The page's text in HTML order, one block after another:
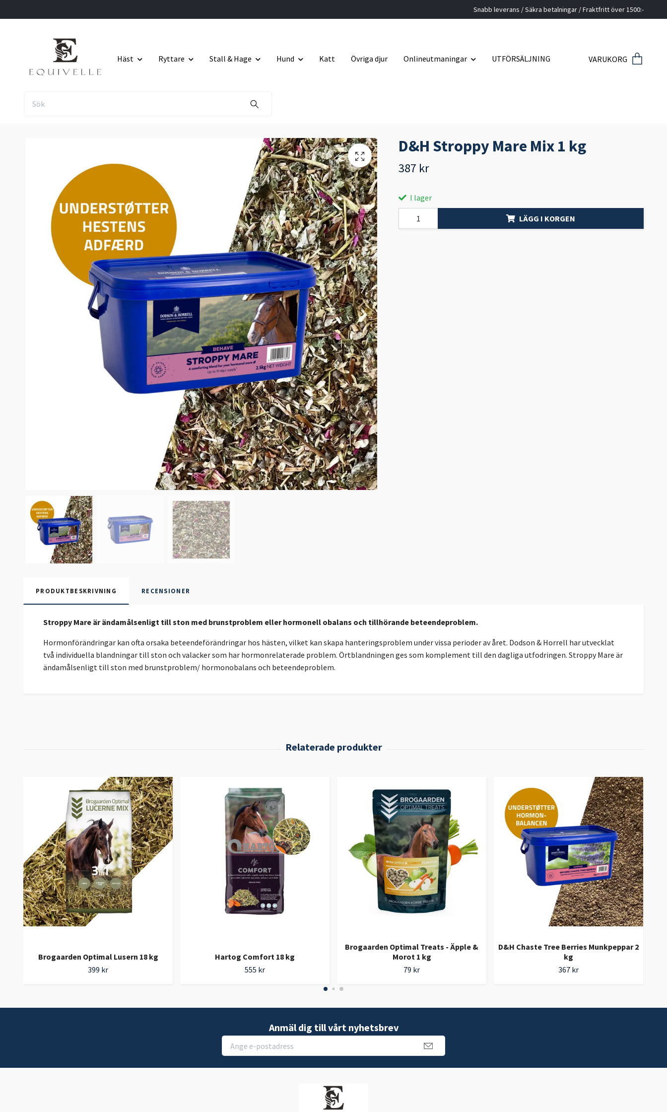
Snabb leverans / Säkra betalningar / Fraktfritt över 1500:-
Häst Ryttare Stall & Hage Hund Katt Övriga djur Onlineutmaningar UTFÖRSÄLJNING VARUKORG
D&H Stroppy Mare Mix 1 kg
387 kr
I lager
LÄGG I KORGEN
PRODUKTBESKRIVNING RECENSIONER
Stroppy Mare är ändamålsenligt till ston med brunstproblem eller hormonell obalans och tillhörande beteendeproblem.
Hormonförändringar kan ofta orsaka beteendeförändringar hos hästen, vilket kan skapa hanteringsproblem under vissa perioder av året. Dodson & Horrell har utvecklat
två individuella blandningar till ston och valacker som har hormonrelaterade problem. Örtblandningen ges som komplement till den dagliga utfodringen. Stroppy Mare är
ändamålsenligt till ston med brunstproblem/ hormonobalans och beteendeproblem.
Brogaarden Optimal Lusern 18 kg
399 kr
Hartog Comfort 18 kg
555 kr
Brogaarden Optimal Treats - Äpple &
Morot 1 kg
79 kr
D&H Chaste Tree Berries Munkpeppar 2
kg
367 kr
Anmäl dig till vårt nyhetsbrev